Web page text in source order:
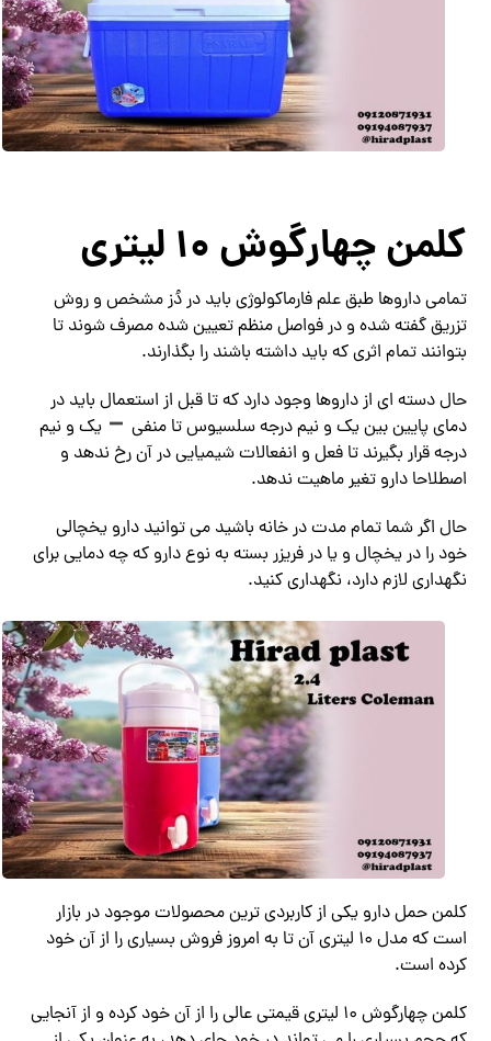
کلمن چهارگوش 10 لیتری
تمامی داروها طبق علم فارماکولوژی باید در دُز مشخص و روش
تزریق گفته شده و در فواصل منظم تعیین شده مصرف شوند تا
بتوانند تمام اثری که باید داشته باشند را بگذارند.
حال دسته ای از داروها وجود دارد که تا قبل از استعمال باید در
دمای پایین بین یک و نیم درجه سلسیوس تا منفی
یک و نیم
درجه قرار بگیرند تا فعل و انفعالات شیمیایی در آن رخ ندهد و
اصطلاحا دارو تغیر ماهیت ندهد.
حال اگر شما تمام مدت در خانه باشید می توانید دارو یخچالی
خود را در یخچال و یا در فریزر بسته به نوع دارو که چه دمایی برای
نگهداری لازم دارد، نگهداری کنید.
کلمن حمل دارو یکی از کاربردی ترین محصولات موجود در بازار
است که مدل 10 لیتری آن تا به امروز فروش بسیاری را از آن خود
کرده است.
کلمن چهارگوش 10 لیتری قیمتی عالی را از آن خود کرده و از آنجایی